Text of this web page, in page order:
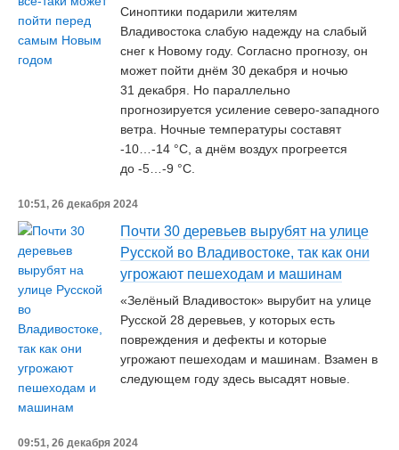
Синоптики подарили жителям
Владивостока слабую надежду на слабый
снег к Новому году. Согласно прогнозу, он
может пойти днём 30 декабря и ночью
31 декабря. Но параллельно
прогнозируется усиление северо-западного
ветра. Ночные температуры составят
-10…-14 °C, а днём воздух прогреется
до -5…-9 °C.
10:51, 26 декабря 2024
Почти 30 деревьев вырубят на улице
Русской во Владивостоке, так как они
угрожают пешеходам и машинам
«Зелёный Владивосток» вырубит на улице
Русской 28 деревьев, у которых есть
повреждения и дефекты и которые
угрожают пешеходам и машинам. Взамен в
следующем году здесь высадят новые.
09:51, 26 декабря 2024